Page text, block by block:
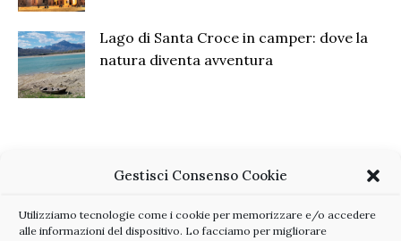
Gestisci Consenso Cookie
Utilizziamo tecnologie come i cookie per memorizzare e/o accedere
alle informazioni del dispositivo. Lo facciamo per migliorare
Lago di Santa Croce in camper: dove la
natura diventa avventura